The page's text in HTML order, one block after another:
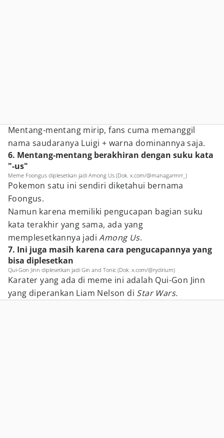
Mentang-mentang mirip, fans cuma memanggil
nama saudaranya Luigi + warna dominannya saja.
6. Mentang-mentang berakhiran dengan suku kata
"-us"
Meme Foongus diplesetkan jadi Among Us (Dok. x.com/@managarmrr_)
Pokemon satu ini sendiri diketahui bernama
Foongus.
Namun karena memiliki pengucapan bagian suku
kata terakhir yang sama, ada yang
memplesetkannya jadi Among Us.
7. Ini juga masih karena cara pengucapannya yang
bisa diplesetkan
Qui-Gon Jinn diplesetkan jadi Gin and Tonic (Dok. x.com/@rydirium)
Karater yang ada di meme ini adalah Qui-Gon Jinn
yang diperankan Liam Nelson di Star Wars.